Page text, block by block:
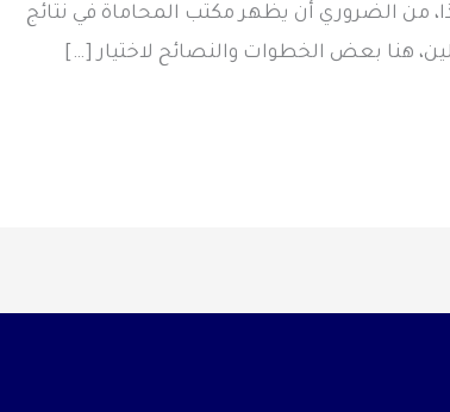
من الضروري أن يظهر مكتب المحاماة في نتائج
هنا بعض الخطوات والنصائح لاختيار […]